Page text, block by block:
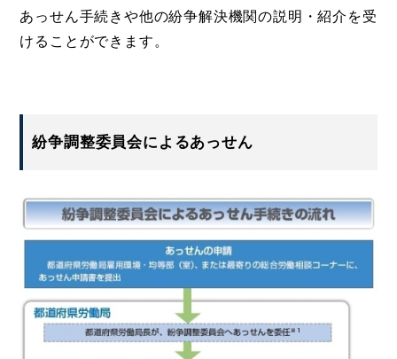
あっせん手続きや他の紛争解決機関の説明・紹介を受
けることができます。
紛争調整委員会によるあっせん